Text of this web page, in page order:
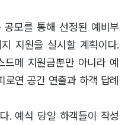
모를 통해 선정된 예비부
지원을 실시할 계획이다.
메 지원금뿐만 아니라 예
연 공간 연출과 하객 답례
. 예식 당일 하객들이 작성